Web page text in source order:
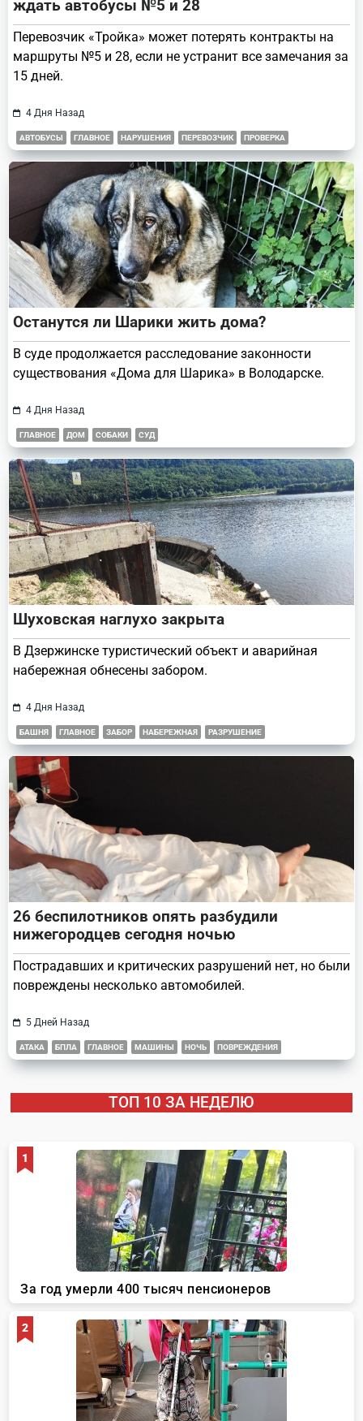
ждать автобусы №5 и 28
Перевозчик «Тройка» может потерять контракты на
маршруты №5 и 28, если не устранит все замечания за
15 дней.
4 Дня Назад
АВТОБУСЫ ГЛАВНОЕ НАРУШЕНИЯ ПЕРЕВОЗЧИК ПРОВЕРКА
Останутся ли Шарики жить дома?
В суде продолжается расследование законности
существования «Дома для Шарика» в Володарске.
4 Дня Назад
ГЛАВНОЕ ДОМ СОБАКИ СУД
Шуховская наглухо закрыта
В Дзержинске туристический объект и аварийная
набережная обнесены забором.
4 Дня Назад
БАШНЯ ГЛАВНОЕ ЗАБОР НАБЕРЕЖНАЯ РАЗРУШЕНИЕ
26 беспилотников опять разбудили
нижегородцев сегодня ночью
Пострадавших и критических разрушений нет, но были
повреждены несколько автомобилей.
5 Дней Назад
АТАКА БПЛА ГЛАВНОЕ МАШИНЫ НОЧЬ ПОВРЕЖДЕНИЯ
ТОП 10 ЗА НЕДЕЛЮ